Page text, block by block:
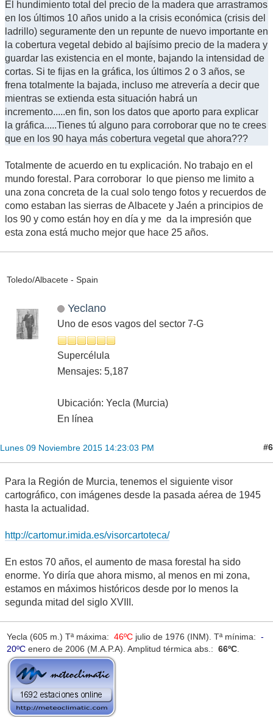
El hundimiento total del precio de la madera que arrastramos
en los últimos 10 años unido a la crisis económica (crisis del
ladrillo) seguramente den un repunte de nuevo importante en
la cobertura vegetal debido al bajísimo precio de la madera y
guardar las existencia en el monte, bajando la intensidad de
cortas. Si te fijas en la gráfica, los últimos 2 o 3 años, se
frena totalmente la bajada, incluso me atrevería a decir que
mientras se extienda esta situación habrá un
incremento.....en fin, son los datos que aporto para explicar
la gráfica.....Tienes tú alguno para corroborar que no te crees
que en los 90 haya más cobertura vegetal que ahora???
Totalmente de acuerdo en tu explicación. No trabajo en el
mundo forestal. Para corroborar lo que pienso me limito a
una zona concreta de la cual solo tengo fotos y recuerdos de
como estaban las sierras de Albacete y Jaén a principios de
los 90 y como están hoy en día y me da la impresión que
esta zona está mucho mejor que hace 25 años.
Toledo/Albacete - Spain
Yeclano
Uno de esos vagos del sector 7-G
Supercélula
Mensajes: 5,187
Ubicación: Yecla (Murcia)
En línea
Lunes 09 Noviembre 2015 14:23:03 PM #6
Para la Región de Murcia, tenemos el siguiente visor
cartográfico, con imágenes desde la pasada aérea de 1945
hasta la actualidad.
http://cartomur.imida.es/visorcartoteca/
En estos 70 años, el aumento de masa forestal ha sido
enorme. Yo diría que ahora mismo, al menos en mi zona,
estamos en máximos históricos desde por lo menos la
segunda mitad del siglo XVIII.
Yecla (605 m.) Tª máxima: 46ºCjulio de 1976 (INM). Tª mínima: -
20ºCenero de 2006 (M.A.P.A). Amplitud térmica abs.: 66ºC.